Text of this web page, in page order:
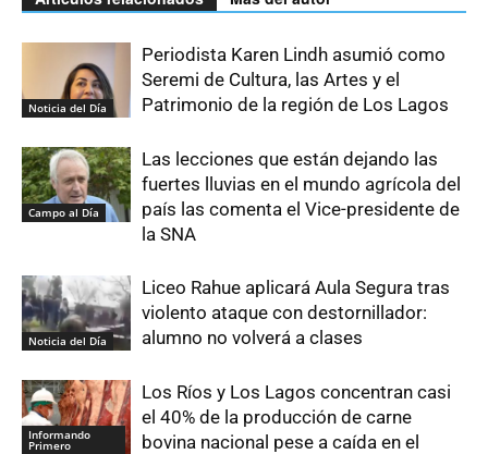
Noticia del Día
Periodista Karen Lindh asumió como
Seremi de Cultura, las Artes y el
Patrimonio de la región de Los Lagos
Campo al Día
Las lecciones que están dejando las
fuertes lluvias en el mundo agrícola del
país las comenta el Vice-presidente de
la SNA
Noticia del Día
Liceo Rahue aplicará Aula Segura tras
violento ataque con destornillador:
alumno no volverá a clases
Informando
Primero
Los Ríos y Los Lagos concentran casi
el 40% de la producción de carne
bovina nacional pese a caída en el